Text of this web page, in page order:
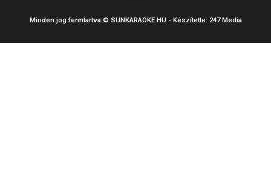
Minden jog fenntartva © SUNKARAOKE.HU - Készítette: 247 Media